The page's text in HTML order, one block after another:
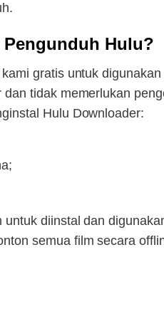
Hulu?
gratis untuk
tidak memerlukan
Hulu Downloader:
diinstal dan
semua film secara